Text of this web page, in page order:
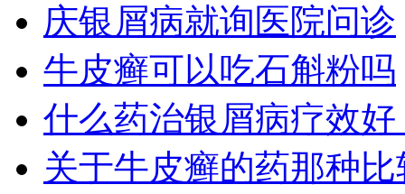
庆银屑病就询医院问诊
牛皮癣可以吃石斛粉吗
什么药治银屑病疗效
关于牛皮癣的药那种